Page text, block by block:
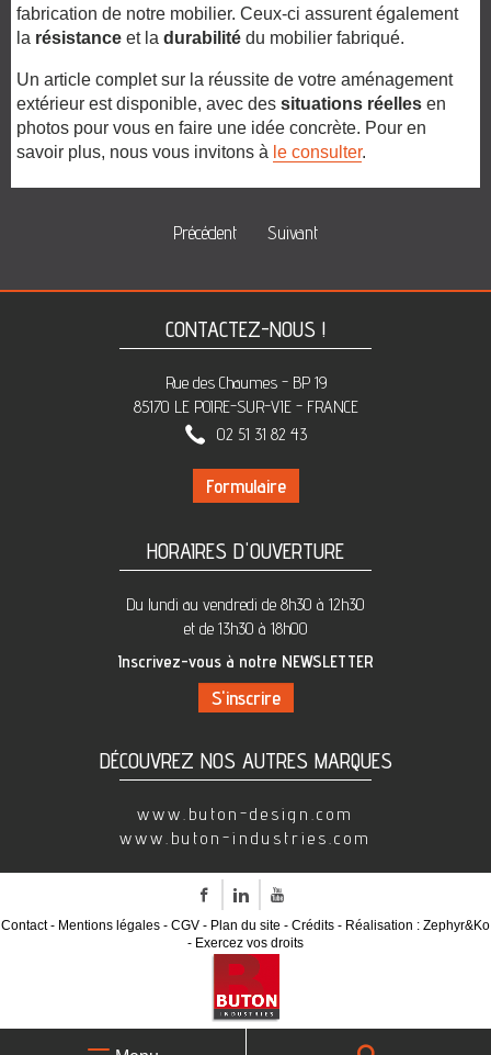
fabrication de notre mobilier. Ceux-ci assurent également
la résistance et la durabilité du mobilier fabriqué.
Un article complet sur la réussite de votre aménagement
extérieur est disponible, avec des situations réelles en
photos pour vous en faire une idée concrète. Pour en
savoir plus, nous vous invitons à le consulter.
Précédent Suivant
CONTACTEZ-NOUS !
Rue des Chaumes - BP 19
85170 LE POIRE-SUR-VIE - FRANCE
02 51 31 82 43
Formulaire
HORAIRES D'OUVERTURE
Du lundi au vendredi de 8h30 à 12h30
et de 13h30 à 18h00
Inscrivez-vous à notre NEWSLETTER
DÉCOUVREZ NOS AUTRES MARQUES
www.buton-design.com
www.buton-industries.com
FacebookLinkedInYoutube
Contact Mentions légales CGV Plan du site Crédits Réalisation : Zephyr&Ko
Exercez vos droits